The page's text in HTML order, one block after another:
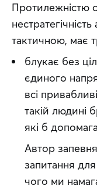
Протилежністю
тактичною, має
блукає без
єдиного
всі
такій людині
які б
Автор
запитання для
чого ми